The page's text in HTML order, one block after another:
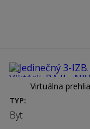
Virtuálna
TYP:
Byt